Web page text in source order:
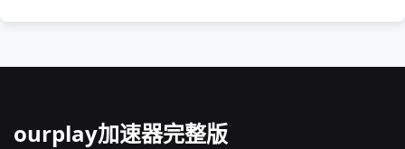
ourplay加速器完整版